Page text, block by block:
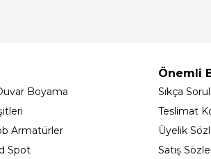
Boyama
Armatürler
Spot
Önemli
Sıkça
Teslimat
Üyelik
Satış